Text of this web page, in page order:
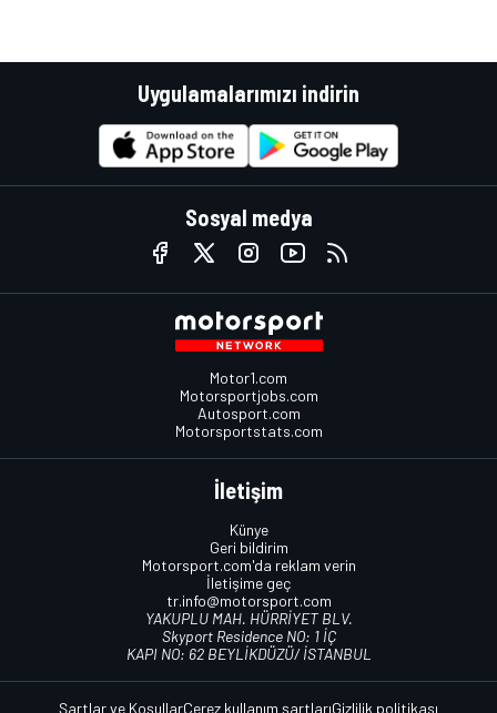
Uygulamalarımızı indirin
Sosyal medya
Motor1.com
Motorsportjobs.com
Autosport.com
Motorsportstats.com
İletişim
Künye
Geri bildirim
Motorsport.com'da reklam verin
İletişime geç
tr.info@motorsport.com
YAKUPLU MAH. HÜRRİYET BLV.
Skyport Residence NO: 1 İÇ
KAPI NO: 62 BEYLİKDÜZÜ/ İSTANBUL
Şartlar ve KoşullarÇerez kullanım şartlarıGizlilik politikası